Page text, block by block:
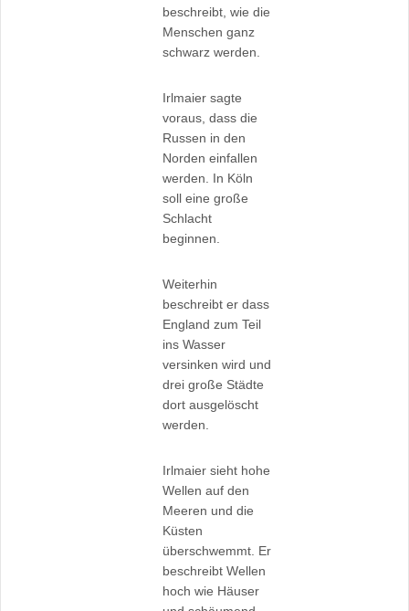
beschreibt, wie die
Menschen ganz
schwarz werden.
Irlmaier sagte
voraus, dass die
Russen in den
Norden einfallen
werden. In Köln
soll eine große
Schlacht
beginnen.
Weiterhin
beschreibt er dass
England zum Teil
ins Wasser
versinken wird und
drei große Städte
dort ausgelöscht
werden.
Irlmaier sieht hohe
Wellen auf den
Meeren und die
Küsten
überschwemmt. Er
beschreibt Wellen
hoch wie Häuser